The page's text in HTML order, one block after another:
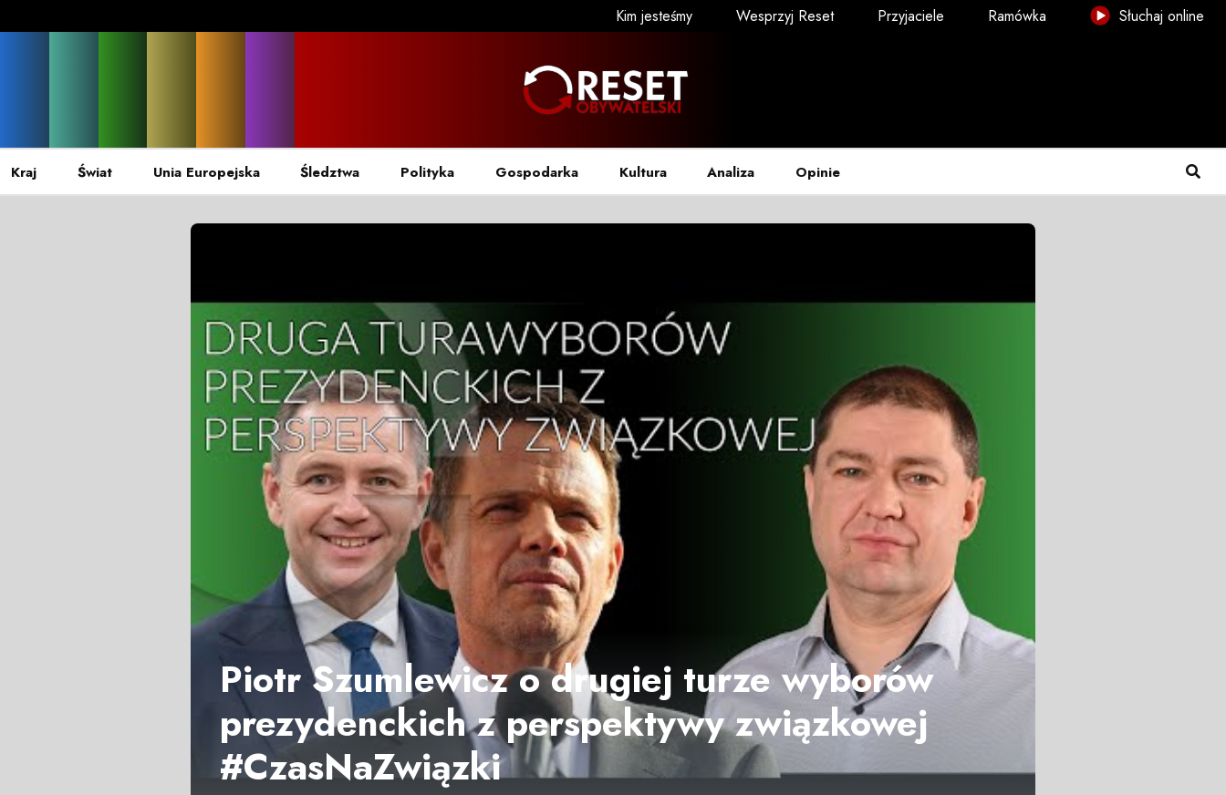
Kim jesteśmy Wesprzyj Reset Przyjaciele Ramówka Słuchaj online
Kraj Świat Unia Europejska Śledztwa Polityka Gospodarka Kultura Analiza Opinie
Piotr Szumlewicz o drugiej turze wyborów
prezydenckich z perspektywy związkowej
#CzasNaZwiązki